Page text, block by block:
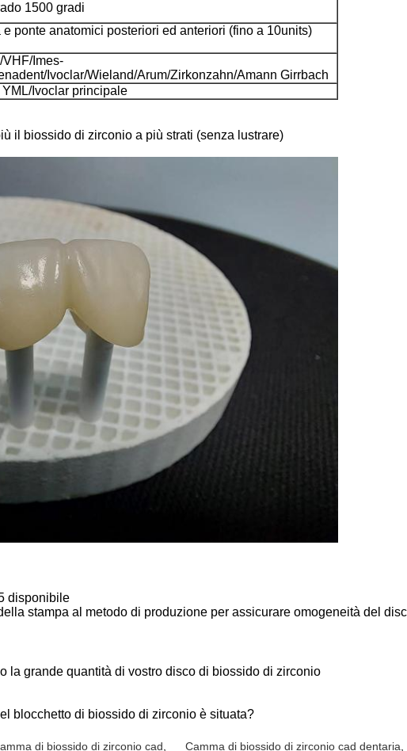
1500 gradi
e ponte anatomici posteriori ed anteriori (fino a 10units)
VHF/Imes-
Ivoclar/Wieland/Arum/Zirkonzahn/Amann Girrbach
YML/Ivoclar principale
il biossido di zirconio a più strati (senza lustrare)
disponibile
stampa al metodo di produzione per assicurare omogeneità del
la grande quantità di vostro disco di biossido di zirconio
blocchetto di biossido di zirconio è situata?
di biossido di zirconio cad Camma di biossido di zirconio cad dentaria